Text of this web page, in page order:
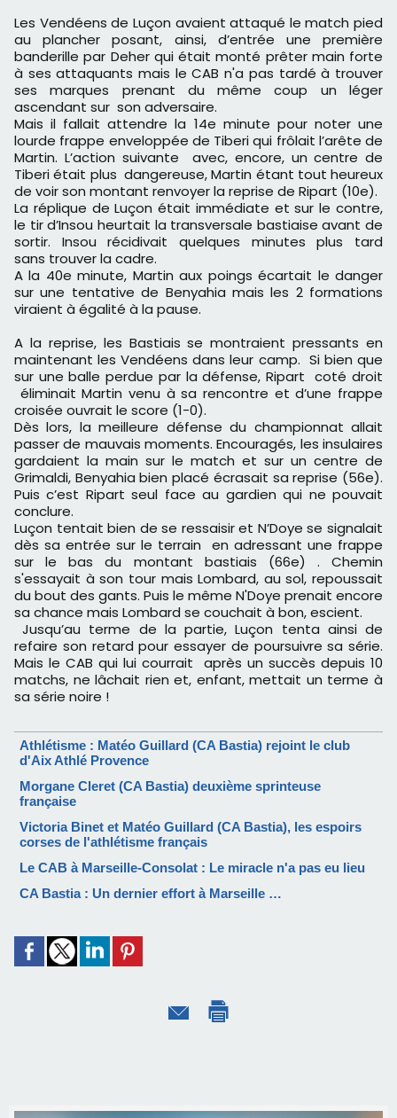
Les Vendéens de Luçon avaient attaqué le match pied
au plancher posant, ainsi, d’entrée une première
banderille par Deher qui était monté prêter main forte
à ses attaquants mais le CAB n'a pas tardé à trouver
ses marques prenant du même coup un léger
ascendant sur son adversaire.
Mais il fallait attendre la 14e minute pour noter une
lourde frappe enveloppée de Tiberi qui frôlait l’arête de
Martin. L’action suivante avec, encore, un centre de
Tiberi était plus dangereuse, Martin étant tout heureux
de voir son montant renvoyer la reprise de Ripart (10e).
La réplique de Luçon était immédiate et sur le contre,
le tir d’Insou heurtait la transversale bastiaise avant de
sortir. Insou récidivait quelques minutes plus tard
sans trouver la cadre.
A la 40e minute, Martin aux poings écartait le danger
sur une tentative de Benyahia mais les 2 formations
viraient à égalité à la pause.
A la reprise, les Bastiais se montraient pressants en
maintenant les Vendéens dans leur camp. Si bien que
sur une balle perdue par la défense, Ripart coté droit
éliminait Martin venu à sa rencontre et d’une frappe
croisée ouvrait le score (1-0).
Dès lors, la meilleure défense du championnat allait
passer de mauvais moments. Encouragés, les insulaires
gardaient la main sur le match et sur un centre de
Grimaldi, Benyahia bien placé écrasait sa reprise (56e).
Puis c’est Ripart seul face au gardien qui ne pouvait
conclure.
Luçon tentait bien de se ressaisir et N’Doye se signalait
dès sa entrée sur le terrain en adressant une frappe
sur le bas du montant bastiais (66e) . Chemin
s'essayait à son tour mais Lombard, au sol, repoussait
du bout des gants. Puis le même N'Doye prenait encore
sa chance mais Lombard se couchait à bon, escient.
Jusqu’au terme de la partie, Luçon tenta ainsi de
refaire son retard pour essayer de poursuivre sa série.
Mais le CAB qui lui courrait après un succès depuis 10
matchs, ne lâchait rien et, enfant, mettait un terme à
sa série noire !
Athlétisme : Matéo Guillard (CA Bastia) rejoint le club
d'Aix Athlé Provence
Morgane Cleret (CA Bastia) deuxième sprinteuse
française
Victoria Binet et Matéo Guillard (CA Bastia), les espoirs
corses de l'athlétisme français
Le CAB à Marseille-Consolat : Le miracle n'a pas eu lieu
CA Bastia : Un dernier effort à Marseille …